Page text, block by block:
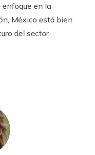
en la
México está bien
del sector